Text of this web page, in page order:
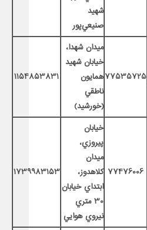
شهيد
صنيعي‌پور
77535725
ميدان شهدا،
خيابان شهيد
همايون
ناطقي
(خورشيد)
1154853831
77476006
خيابان
پيروزي،
ميدان
كلاهدوز،
ابتداي خيابان
30 متري
نيروي هوايي
1739983153